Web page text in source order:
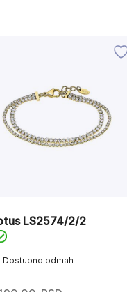
Dostupno odmah
LS2574/2/2